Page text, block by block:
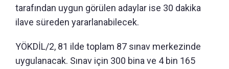
tarafından uygun görülen adaylar ise 30 dakika
ilave süreden yararlanabilecek.
YÖKDİL/2, 81 ilde toplam 87 sınav merkezinde
uygulanacak. Sınav için 300 bina ve 4 bin 165